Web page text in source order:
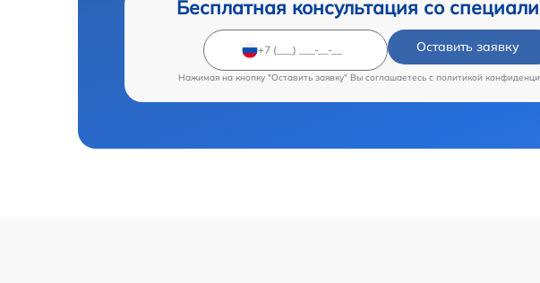
Бесплатная консультация со
Оставить заявку
Нажимая на кнопку "Оставить заявку" Вы соглашаетесь c политикой